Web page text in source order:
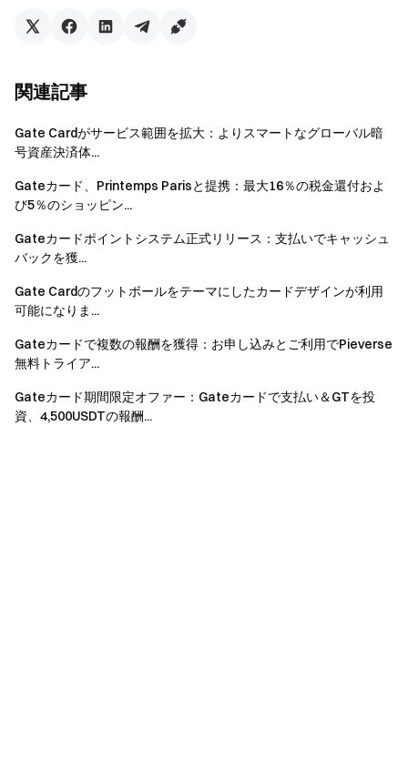
スマート価格アラート
暗号資産、米国株式、外国為替など幅広い相場カバ
レッジ
対象取引
対象となる取引：
Gate Cardを利用した対象決済取引
オンライン・オフラインの実際の決済取引
対象外となる取引：
返金またはキャンセルされた取引
関連記事
Gate Cardがサービス範囲を拡大：よりスマートなグローバル暗
号資産決済体...
Gateカード、Printemps Parisと提携：最大16％の税金還付およ
び5％のショッピン...
Gateカードポイントシステム正式リリース：支払いでキャッシュ
バックを獲...
Gate Cardのフットボールをテーマにしたカードデザインが利用
可能になりま...
Gateカードで複数の報酬を獲得：お申し込みとご利用でPieverse
無料トライア...
Gateカード期間限定オファー：Gateカードで支払い＆GTを投
資、4,500USDTの報酬...